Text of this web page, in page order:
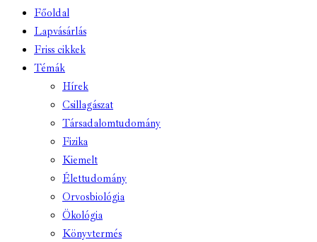
Főoldal
Lapvásárlás
Friss cikkek
Témák
Hírek
Csillagászat
Társadalomtudomány
Fizika
Kiemelt
Élettudomány
Orvosbiológia
Ökológia
Könyvtermés